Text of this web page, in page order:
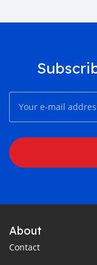
About
Contact